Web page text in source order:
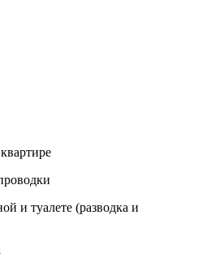
и туалете (разводка и